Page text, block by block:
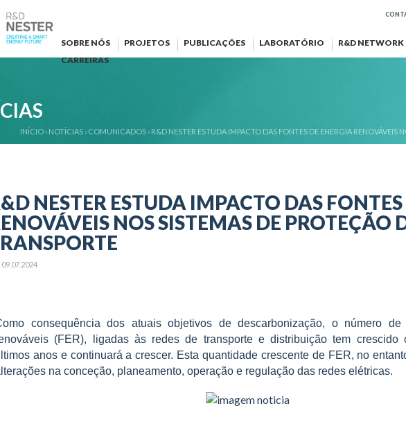
SOBRE NÓS PROJETOS PUBLICAÇÕES LABORATÓRIO R&D NETWORK
CARREIRAS
INÍCIO › NOTÍCIAS › COMUNICADOS › R&D NESTER ESTUDA IMPACTO DAS FONTES DE ENERGIA RENOVÁVEIS
NESTER ESTUDA IMPACTO DAS
​​NOS SISTEMAS DE PROTEÇÃO
09.07.2024
consequência dos atuais objetivos de descarbonização, o número
​​(FER), ligadas às redes de transporte e distribuição tem crescido
anos e continuará a crescer. Esta quantidade crescente de FER, no
na conceção, planeamento, operação e regulação das redes elétricas.